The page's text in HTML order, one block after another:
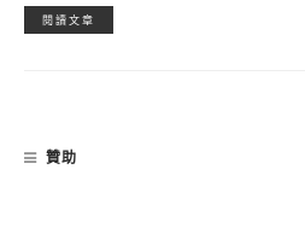
閱讀文章
贊助